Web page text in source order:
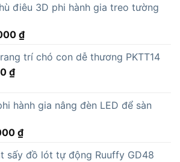
điêu 3D phi hành gia treo tường
₫
trí chó con dễ thương PKTT14
₫
hành gia nâng đèn LED để sàn
₫
sấy đồ lót tự động Ruuffy GD48